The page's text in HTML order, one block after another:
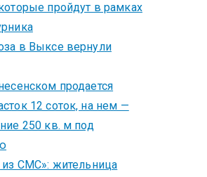
пройдут в рамках
в Выксе вернули
продается
12 соток, на нем —
250 кв. м под
из СМС»: жительница